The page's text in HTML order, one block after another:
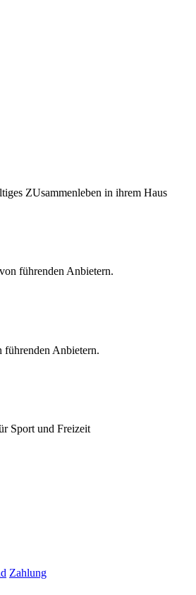
ZUsammenleben in ihrem Haus
führenden Anbietern.
führenden Anbietern.
Sport und Freizeit
Zahlung